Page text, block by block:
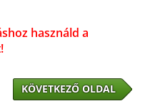
használd a
KÖVETKEZŐ OLDAL